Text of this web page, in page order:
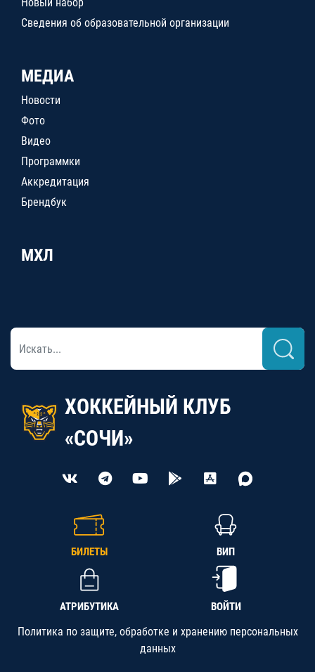
Сведения об образовательной организации
МЕДИА
Новости
Фото
Видео
Программки
Аккредитация
Брендбук
МХЛ
ХОККЕЙНЫЙ КЛУБ
«СОЧИ»
БИЛЕТЫ ВИП
АТРИБУТИКА ВОЙТИ
Политика по защите, обработке и хранению персональных
данных